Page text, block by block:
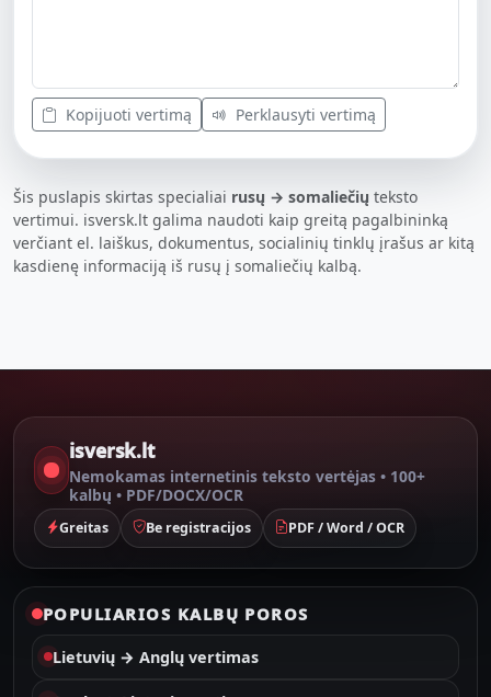
Kopijuoti vertimą Perklausyti vertimą
Šis puslapis skirtas specialiai rusų → somaliečių teksto
vertimui. isversk.lt galima naudoti kaip greitą pagalbininką
verčiant el. laiškus, dokumentus, socialinių tinklų įrašus ar kitą
kasdienę informaciją iš rusų į somaliečių kalbą.
isversk.lt
Nemokamas internetinis teksto vertėjas • 100+
kalbų • PDF/DOCX/OCR
Greitas Be registracijos PDF / Word / OCR
POPULIARIOS KALBŲ POROS
Lietuvių → Anglų vertimas